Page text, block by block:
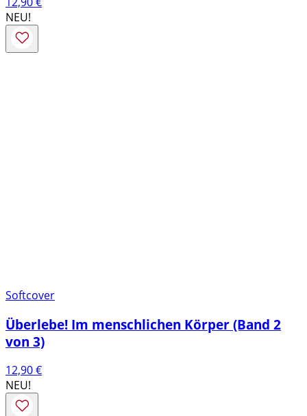
NEU!
Softcover
Überlebe! Im menschlichen Körper (Band 2
von 3)
12,90€
NEU!